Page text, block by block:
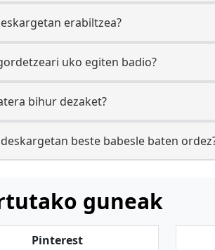
erabiltzea?
uko egiten badio?
bihur dezaket?
beste babesle baten
guneak
Pinterest